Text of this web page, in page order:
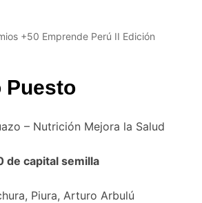
+50 Emprende Perú II Edición
Puesto
– Nutrición Mejora la Salud
de capital semilla
Piura, Arturo Arbulú